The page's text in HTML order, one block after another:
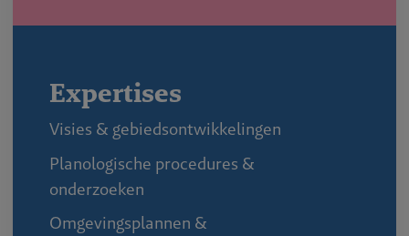
Expertises
Visies & gebiedsontwikkelingen
Planologische procedures &
onderzoeken
Omgevingsplannen &